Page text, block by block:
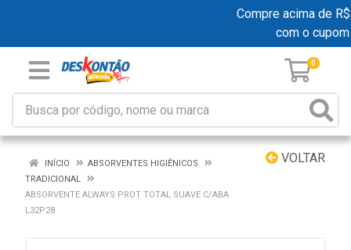
Compre acima de
com o cupom
0
VOLTAR
INÍCIO
ABSORVENTES HIGIÊNICOS
TRADICIONAL
ABSORVENTE ALWAYS PROT TOTAL SUAVE C/ABA
L32P28